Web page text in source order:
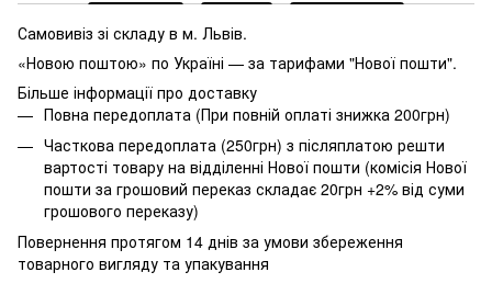
Самовивіз зі складу в м. Львів.
«Новою поштою» по Україні — за тарифами "Нової пошти".
Більше інформації про доставку
Повна передоплата (При повній оплаті знижка 200грн)
Часткова передоплата (250грн) з післяплатою решти
вартості товару на відділенні Нової пошти (комісія Нової
пошти за грошовий переказ складає 20грн +2% від суми
грошового переказу)
Повернення протягом 14 днів за умови збереження
товарного вигляду та упакування